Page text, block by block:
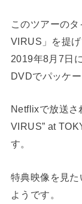
このツアーの
VIRUS」を提げ
2019年8月7日
DVDでパッケ
Netflixで放送さ
VIRUS” at
す。
特典映像を見
ようです。